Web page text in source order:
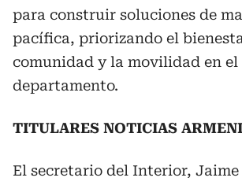
para construir soluciones de
pacífica, priorizando el
comunidad y la movilidad en el
departamento.
TITULARES NOTICIAS
El secretario del Interior, Jaime